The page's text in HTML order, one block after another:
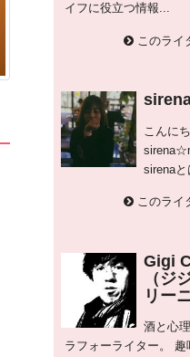
イフに役立つ情報...
このライ
こんに
sirenaと
このライ
Gigi
（ジ
リーニ
酒と心
ラフォーライター。 趣